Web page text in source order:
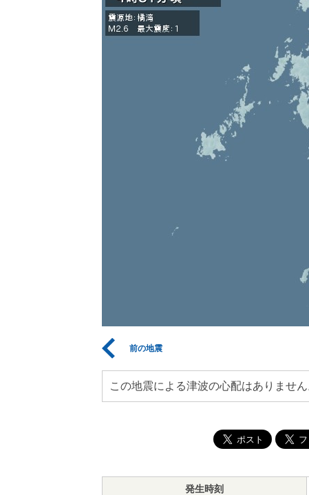
前の地震
この地震による津波の心配はありません
発生時刻